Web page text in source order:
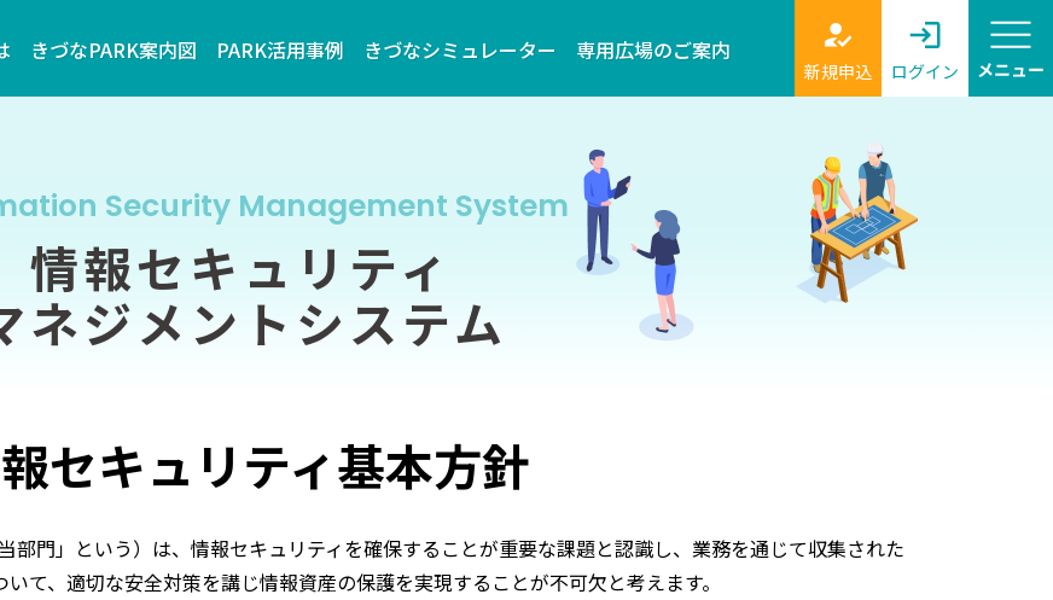
きづなPARK案内図 PARK活用事例 きづなシミュレーター 専用広場のご案内
新規申込 ログイン
Security Management System
情報セキュリティ
ネジメントシステム
セキュリティ基本方針
部門」という）は、情報セキュリティを確保することが重要な課題と認識し、業務を通じて収集された
て、適切な安全対策を講じ情報資産の保護を実現することが不可欠と考えます。